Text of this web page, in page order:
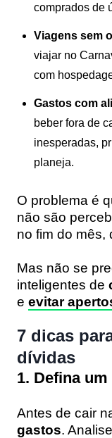
comprados de
Viagens sem
viajar no
com
Gastos com
beber fora de
inesperadas,
planeja.
O problema é
não são
no fim do mês,
Mas não se
inteligentes de
e evitar
7 dicas
dívidas
1. Defina
Antes de cair
gastos.